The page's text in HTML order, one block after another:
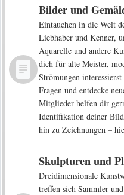
Bilder und
Eintauchen in die Welt
Liebhaber und Kenner,
Aquarelle und andere
dich für alte Meister,
Strömungen
Fragen und entdecke
Mitglieder helfen dir
Identifikation deiner
hin zu Zeichnungen –
Skulpturen und
Dreidimensionale
treffen sich Sammler